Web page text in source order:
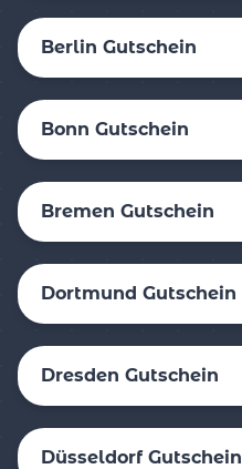
Berlin Gutschein
Bonn Gutschein
Bremen Gutschein
Dortmund Gutschein
Dresden Gutschein
Düsseldorf Gutschein